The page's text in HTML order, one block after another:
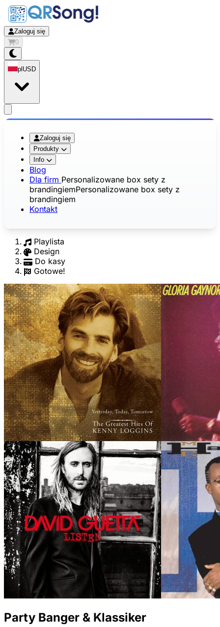
Zaloguj się
0
pl USD
Zaloguj się
Produkty
Info
Blog
Dla firm Personalizowane box sety z
brandingiemPersonalizowane box sety z
brandingiem
Kontakt
Playlista
Design
Do kasy
Gotowe!
Party Banger & Klassiker